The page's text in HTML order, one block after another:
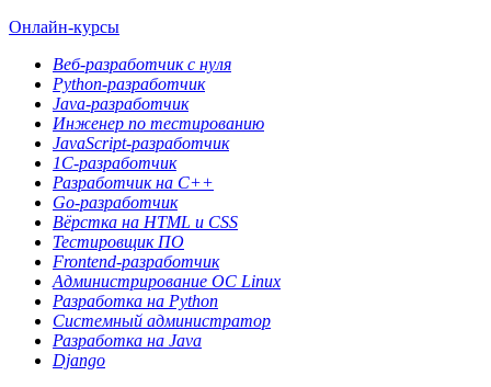
Онлайн-курсы
Веб-разработчик с нуля
Python-разработчик
Java-разработчик
Инженер по тестированию
JavaScript-разработчик
1С-разработчик
Разработчик на C++
Go-разработчик
Вёрстка на HTML и CSS
Тестировщик ПО
Frontend-разработчик
Администрирова­ние ОС Linux
Разработка на Python
Системный администратор
Разработка на Java
Django